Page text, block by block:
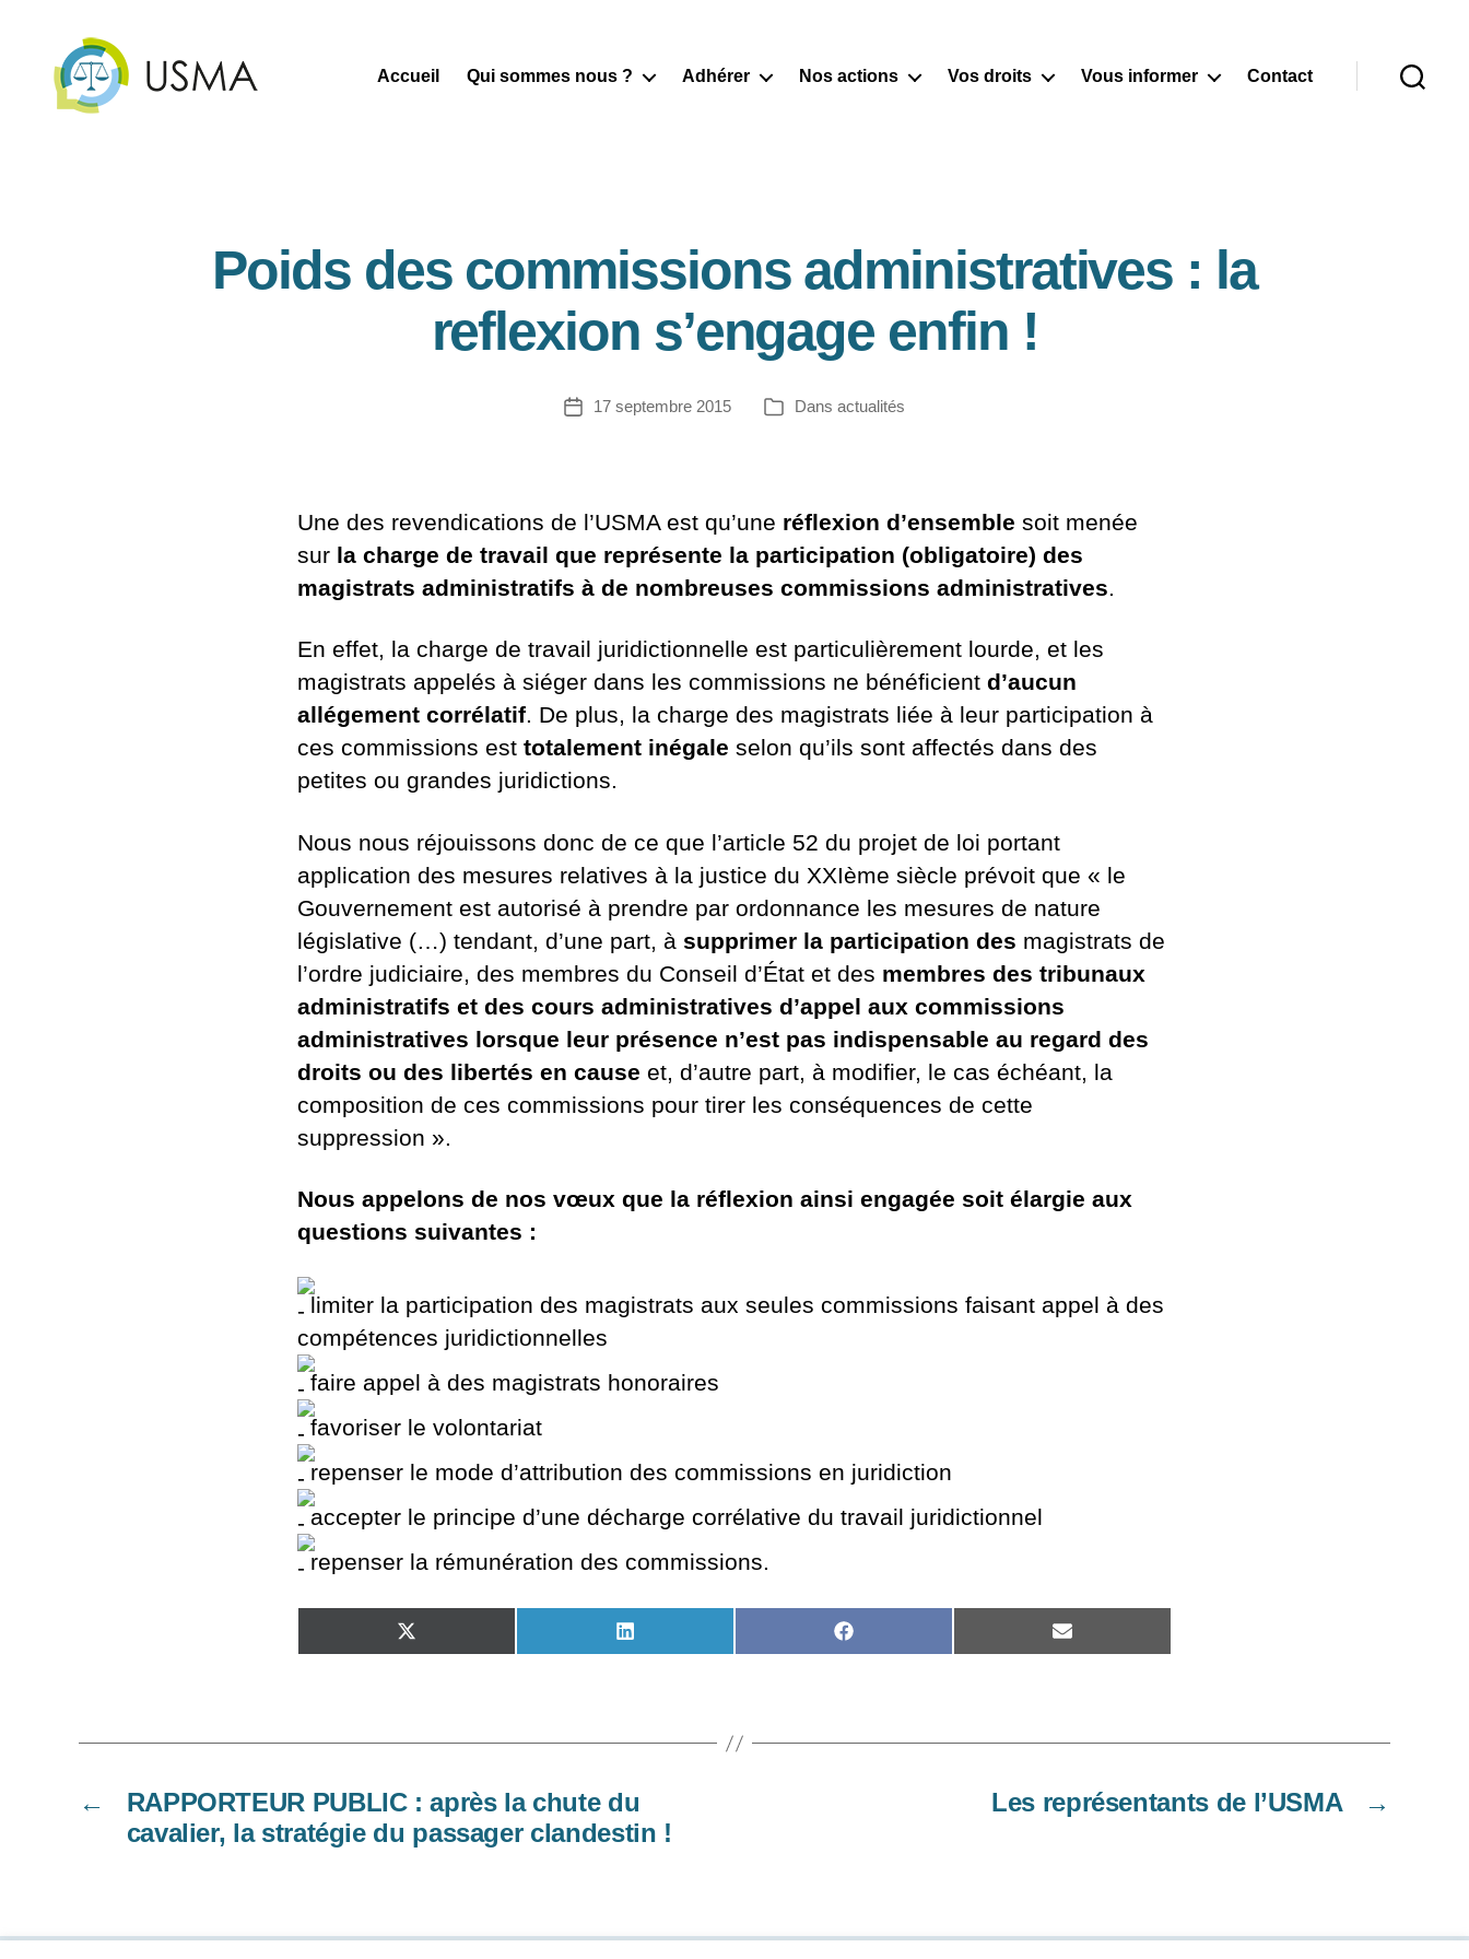
Accueil Qui sommes nous ? Adhérer Nos actions Vos droits Vous informer Contact
Poids des commissions administratives : la
reflexion s’engage enfin !
Date17 septembre 2015 Catégories
Dans actualités
Une des revendications de l’USMA est qu’une réflexion d’ensemble soit menée
sur la charge de travail que représente la participation (obligatoire) des
magistrats administratifs à de nombreuses commissions administratives.
En effet, la charge de travail juridictionnelle est particulièrement lourde, et les
magistrats appelés à siéger dans les commissions ne bénéficient d’aucun
allégement corrélatif. De plus, la charge des magistrats liée à leur participation à
ces commissions est totalement inégale selon qu’ils sont affectés dans des
petites ou grandes juridictions.
Nous nous réjouissons donc de ce que l’article 52 du projet de loi portant
application des mesures relatives à la justice du XXIème siècle prévoit que « le
Gouvernement est autorisé à prendre par ordonnance les mesures de nature
législative (…) tendant, d’une part, à supprimer la participation des magistrats de
l’ordre judiciaire, des membres du Conseil d’État et des membres des tribunaux
administratifs et des cours administratives d’appel aux commissions
administratives lorsque leur présence n’est pas indispensable au regard des
droits ou des libertés en cause et, d’autre part, à modifier, le cas échéant, la
composition de ces commissions pour tirer les conséquences de cette
suppression ».
Nous appelons de nos vœux que la réflexion ainsi engagée soit élargie aux
questions suivantes :
limiter la participation des magistrats aux seules commissions faisant appel à des
compétences juridictionnelles
faire appel à des magistrats honoraires
favoriser le volontariat
repenser le mode d’attribution des commissions en juridiction
accepter le principe d’une décharge corrélative du travail juridictionnel
repenser la rémunération des commissions.
SHARE
ON
SHARE
ON
SHARE
ON
SHARE
ON
←
RAPPORTEUR PUBLIC : après la chute du
cavalier, la stratégie du passager clandestin !
→
Les représentants de l’USMA